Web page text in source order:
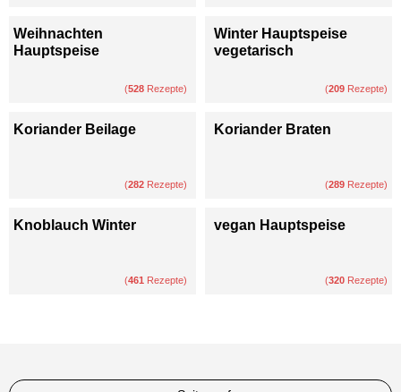
Weihnachten
Hauptspeise
(528 Rezepte)
Winter Hauptspeise
vegetarisch
(209 Rezepte)
Koriander Beilage
(282 Rezepte)
Koriander Braten
(289 Rezepte)
Knoblauch Winter
(461 Rezepte)
vegan Hauptspeise
(320 Rezepte)